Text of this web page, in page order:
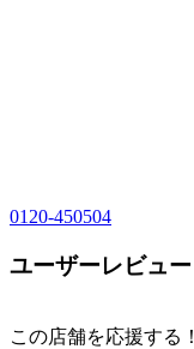
0120-450504
ユーザーレビュー
この店舗を応援する！